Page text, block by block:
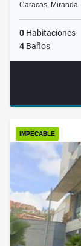
Caracas, Miranda
0 Habitaciones
4 Baños
IMPECABLE